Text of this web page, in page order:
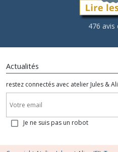
476 avis
Actualités
restez connectés avec atelier Jules &
Je ne suis pas un robot